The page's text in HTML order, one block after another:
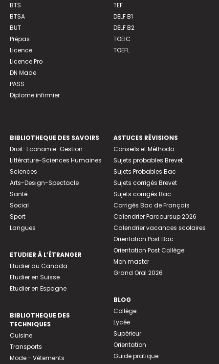
BTS
BTSA
BUT
Prépas
Licence
Licence Pro
DN Made
PASS
Diplome infirmier
TEF
DELF B1
DELF B2
TOEIC
TOEFL
BIBLIOTHEQUE DES SAVOIRS
Droit-Economie-Gestion
Littérature-Sciences Humaines
Sciences
Arts-Design-Spectacle
Santé
Social
Sport
Langues
ETUDIER À L’ÉTRANGER
Etudier au Canada
Etudier en Suisse
Etudier en Espagne
BIBLIOTHEQUE DES
TECHNIQUES
Cuisine
Transports
Mode - Vêtements
ASTUCES RÉVISIONS
Conseils et Méthodo
Sujets probables Brevet
Sujets Probables Bac
Sujets corrigés Brevet
Sujets corrigés Bac
Corrigés Bac de Français
Calendrier Parcoursup 2026
Calendrier vacances scolaires
Orientation Post Bac
Orientation Post Collège
Mon master
Grand Oral 2026
BLOG
Collège
Lycée
Supérieur
Orientation
Guide pratique